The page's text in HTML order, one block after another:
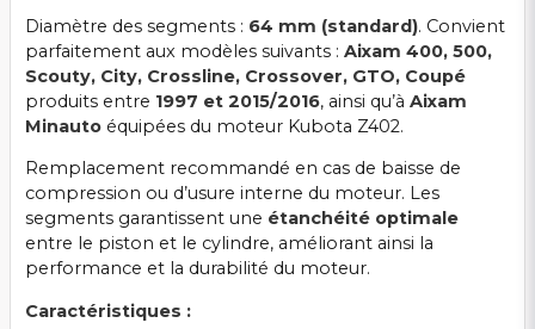
Diamètre des segments : 64 mm (standard). Convient
parfaitement aux modèles suivants : Aixam 400, 500,
Scouty, City, Crossline, Crossover, GTO, Coupé
produits entre 1997 et 2015/2016, ainsi qu’à Aixam
Minauto équipées du moteur Kubota Z402.
Remplacement recommandé en cas de baisse de
compression ou d’usure interne du moteur. Les
segments garantissent une étanchéité optimale
entre le piston et le cylindre, améliorant ainsi la
performance et la durabilité du moteur.
Caractéristiques :